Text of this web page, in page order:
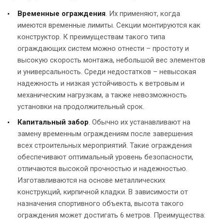
Временные ограждения. Их применяют, когда
имеются временные лимиты. Секции монтируются как
конструктор. К преимуществам такого типа
ограждающих систем можно отнести – простоту и
высокую скорость монтажа, небольшой вес элементов
и универсальность. Среди недостатков – невысокая
надежность и низкая устойчивость к ветровым и
механическим нагрузкам, а также невозможность
установки на продолжительный срок.
Капитальный забор. Обычно их устанавливают на
замену временным ограждениям после завершения
всех строительных мероприятий. Такие ограждения
обеспечивают оптимальный уровень безопасности,
отличаются высокой прочностью и надежностью.
Изготавливаются на основе металлических
конструкций, кирпичной кладки. В зависимости от
назначения спортивного объекта, высота такого
ограждения может достигать 6 метров. Преимущества: